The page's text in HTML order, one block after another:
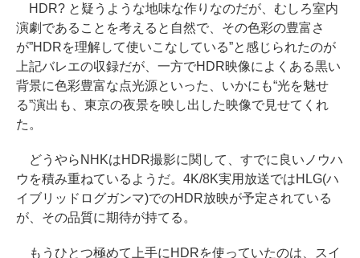
HDR? と疑うような地味な作りなのだが、むしろ室内
演劇であることを考えると自然で、その色彩の豊富さ
が”HDRを理解して使いこなしている”と感じられたのが
上記バレエの収録だが、一方でHDR映像によくある黒い
背景に色彩豊富な点光源といった、いかにも“光を魅せ
る”演出も、東京の夜景を映し出した映像で見せてくれ
た。
どうやらNHKはHDR撮影に関して、すでに良いノウハ
ウを積み重ねているようだ。4K/8K実用放送ではHLG(ハ
イブリッドログガンマ)でのHDR放映が予定されている
が、その品質に期待が持てる。
もうひとつ極めて上手にHDRを使っていたのは、スイ